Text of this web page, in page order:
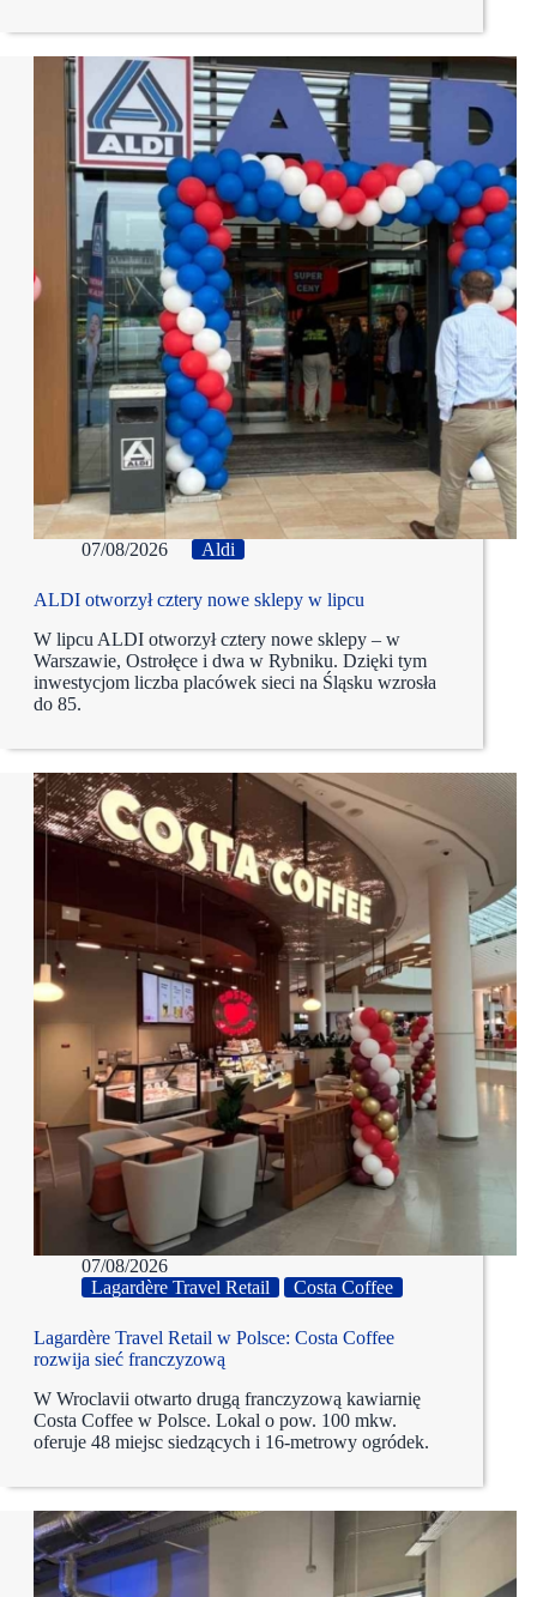
07/08/2026 Aldi
ALDI otworzył cztery nowe sklepy w lipcu
W lipcu ALDI otworzył cztery nowe sklepy – w
Warszawie, Ostrołęce i dwa w Rybniku. Dzięki tym
inwestycjom liczba placówek sieci na Śląsku wzrosła
do 85.
07/08/2026
Lagardère Travel Retail
Costa Coffee
Lagardère Travel Retail w Polsce: Costa Coffee
rozwija sieć franczyzową
W Wroclavii otwarto drugą franczyzową kawiarnię
Costa Coffee w Polsce. Lokal o pow. 100 mkw.
oferuje 48 miejsc siedzących i 16-metrowy ogródek.